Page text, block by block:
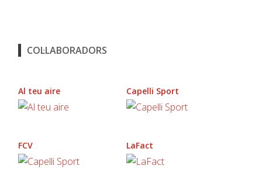
COL·LABORADORS
Al teu aire Capelli Sport
FCV LaFact